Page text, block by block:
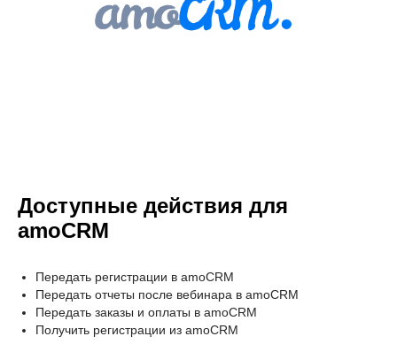
Доступные действия для
amoCRM
Передать регистрации в amoCRM
Передать отчеты после вебинара в amoCRM
Передать заказы и оплаты в amoCRM
Получить регистрации из amoCRM